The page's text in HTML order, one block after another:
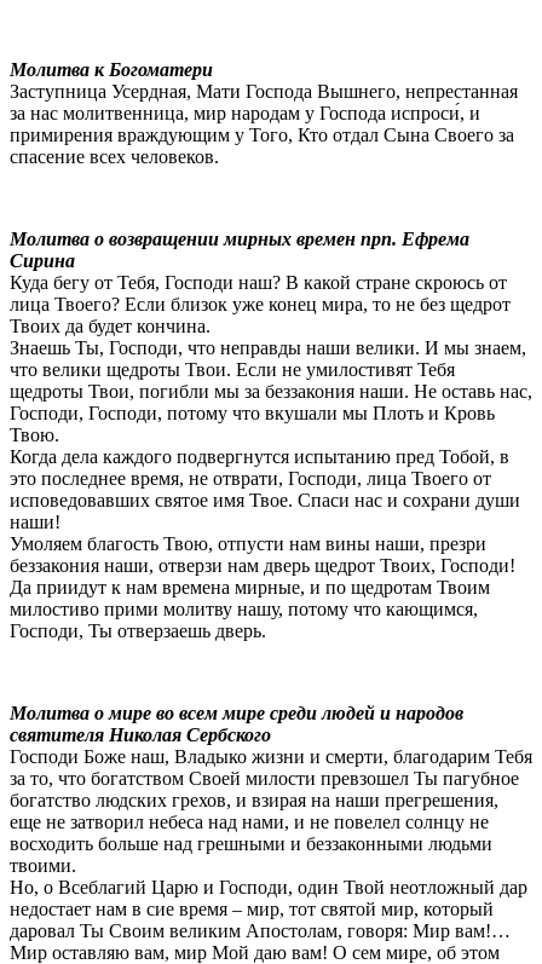
Молитва к Богоматери
Заступница Усердная, Мати Господа Вышнего, непрестанная
за нас молитвенница, мир народам у Господа испроси́, и
примирения враждующим у Того, Кто отдал Сына Своего за
спасение всех человеков.
Молитва о возвращении мирных времен прп. Ефрема
Сирина
Куда бегу от Тебя, Господи наш? В какой стране скроюсь от
лица Твоего? Если близок уже конец мира, то не без щедрот
Твоих да будет кончина.
Знаешь Ты, Господи, что неправды наши велики. И мы знаем,
что велики щедроты Твои. Если не умилостивят Тебя
щедроты Твои, погибли мы за беззакония наши. Не оставь нас,
Господи, Господи, потому что вкушали мы Плоть и Кровь
Твою.
Когда дела каждого подвергнутся испытанию пред Тобой, в
это последнее время, не отврати, Господи, лица Твоего от
исповедовавших святое имя Твое. Спаси нас и сохрани души
наши!
Умоляем благость Твою, отпусти нам вины наши, презри
беззакония наши, отверзи нам дверь щедрот Твоих, Господи!
Да приидут к нам времена мирные, и по щедротам Твоим
милостиво прими молитву нашу, потому что кающимся,
Господи, Ты отверзаешь дверь.
Молитва о мире во всем мире среди людей и народов
святителя Николая Сербского
Господи Боже наш, Владыко жизни и смерти, благодарим Тебя
за то, что богатством Своей милости превзошел Ты пагубное
богатство людских грехов, и взирая на наши прегрешения,
еще не затворил небеса над нами, и не повелел солнцу не
восходить больше над грешными и беззаконными людьми
твоими.
Но, о Всеблагий Царю и Господи, один Твой неотложный дар
недостает нам в сие время – мир, тот святой мир, который
даровал Ты Своим великим Апостолам, говоря: Мир вам!…
Мир оставляю вам, мир Мой даю вам! О сем мире, об этом